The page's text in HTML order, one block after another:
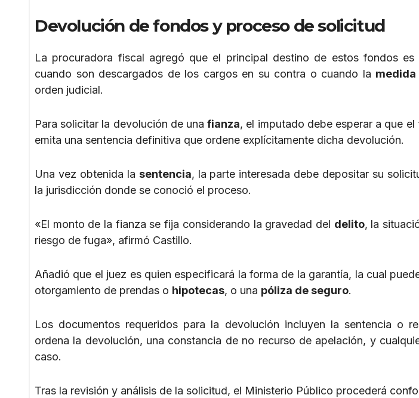
Devolución de fondos y proceso de solicitud
La procuradora fiscal agregó que el principal destino de estos fondos
cuando son descargados de los cargos en su contra o cuando la
orden judicial.
Para solicitar la devolución de unafianza, el imputado debe esperar a que
emita una sentencia definitiva que ordene explícitamente dicha devolución.
Una vez obtenida la sentencia, la parte interesada debe depositar su
la jurisdicción donde se conoció el proceso.
«El monto de la fianza se fija considerando la gravedad del delito, la
riesgo de fuga», afirmó Castillo.
Añadió que el juez es quien especificará la forma de la garantía, la cual
otorgamiento de prendas o hipotecas, o una póliza de seguro.
Los documentos requeridos para la devolución incluyen la sentencia o
ordena la devolución, una constancia de no recurso de apelación, y
caso.
Tras la revisión y análisis de la solicitud, el Ministerio Público procederá